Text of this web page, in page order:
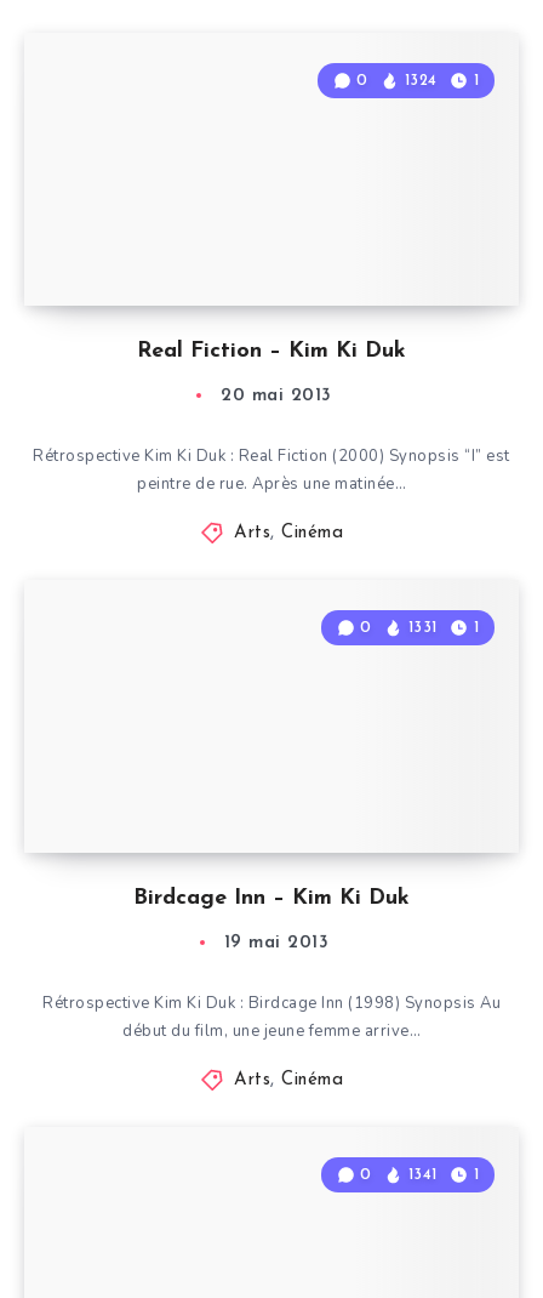
Real Fiction – Kim Ki Duk
0 1324 1
20 mai 2013
Rétrospective Kim Ki Duk : Real Fiction (2000) Synopsis “I” est
peintre de rue. Après une matinée…
Arts,Cinéma
Birdcage Inn – Kim Ki Duk
0 1331 1
19 mai 2013
Rétrospective Kim Ki Duk : Birdcage Inn (1998) Synopsis Au
début du film, une jeune femme arrive…
Arts,Cinéma
0 1341 1